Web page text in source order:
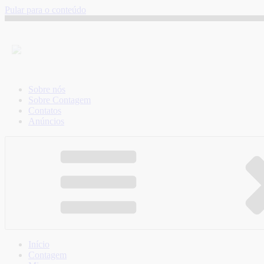
Pular para o conteúdo
Sobre nós
Sobre Contagem
Contatos
Anúncios
Início
Contagem